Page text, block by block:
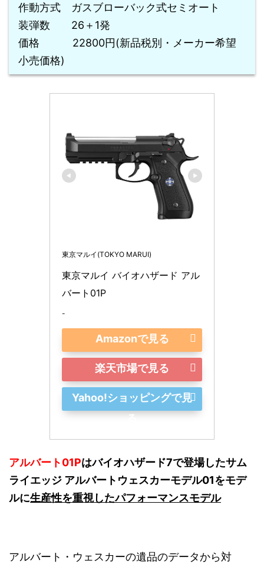
作動方式 ガスブローバック式セミオート
装弾数 26＋1発
価格 22800円(新品税別・メーカー希望
小売価格)
東京マルイ(TOKYO MARUI)
東京マルイ バイオハザード アル
バート01P
-
Amazonで見る
楽天市場で見る
Yahoo!ショッピングで見
る
アルバート01Pはバイオハザード7で登場したサム
ライエッジ アルバートウェスカーモデル01をモデ
ルに生産性を重視したパフォーマンスモデル
アルバート・ウェスカーの遺品のデータから対